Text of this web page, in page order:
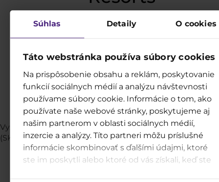
Súhlas Detaily O cookies
Táto webstránka používa súbory cookies
Na prispôsobenie obsahu a reklám, poskytovanie
funkcií sociálnych médií a analýzu návštevnosti
používame súbory cookie. Informácie o tom, ako
používate naše webové stránky, poskytujeme aj
našim partnerom v oblasti sociálnych médií,
inzercie a analýzy. Títo partneri môžu príslušné
informácie skombinovať s ďalšími údajmi, ktoré
ste im poskytli alebo ktoré od vás získali, keď ste
Vysoké Tatry (SK) Vysoké Tatry
(SK)
Tatralandia (SK)